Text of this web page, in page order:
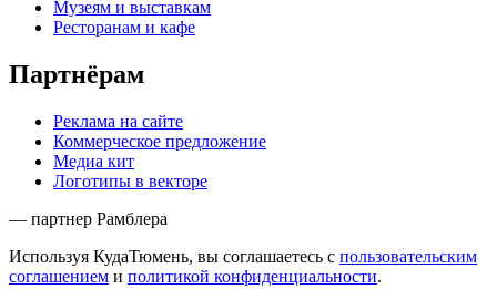
Музеям и выставкам
Ресторанам и кафе
Партнёрам
Реклама на сайте
Коммерческое предложение
Медиа кит
Логотипы в векторе
— партнер Рамблера
Используя КудаТюмень, вы соглашаетесь с пользовательским
соглашением и политикой конфиденциальности.